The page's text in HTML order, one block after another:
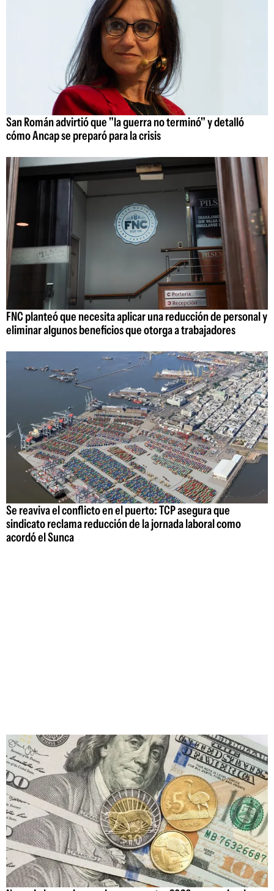
San Román advirtió que "la guerra no terminó" y detalló
cómo Ancap se preparó para la crisis
FNC planteó que necesita aplicar una reducción de personal y
eliminar algunos beneficios que otorga a trabajadores
Se reaviva el conflicto en el puerto: TCP asegura que
sindicato reclama reducción de la jornada laboral como
acordó el Sunca